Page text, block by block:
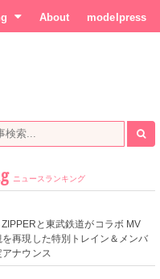
About modelpress
ニュースランキング
ZIPPERと東武鉄道がコラボ MV
を再現した特別トレイン＆メンバ
アナウンス